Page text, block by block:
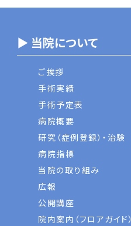
▶ 当院について
ご挨拶
手術実績
手術予定表
病院概要
研究（症例登録）・治験
病院指標
当院の取り組み
広報
公開講座
院内案内（フロアガイド）